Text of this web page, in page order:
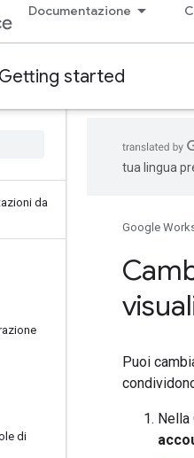
Documentazione
Getting started
la
da
di
tua lingua
Google
Puoi
Nella